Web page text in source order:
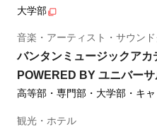
大学部
音楽・アーティスト・サウン
バンタンミュージックアカ
POWERED BY ユニバー
高等部・専門部・大学部・キ
観光・ホテル